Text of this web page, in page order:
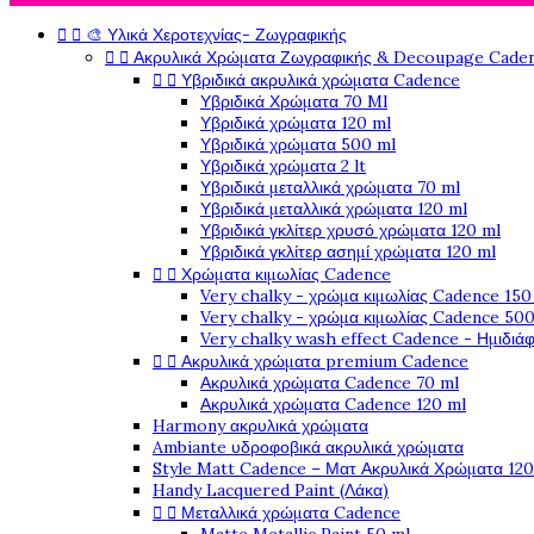
  🎨 Υλικά Χεροτεχνίας- Ζωγραφικής
  Ακρυλικά Χρώματα Ζωγραφικής & Decoupage
  Υβριδικά ακρυλικά χρώματα Cadence
Υβριδικά Χρώματα 70 Ml
Υβριδικά χρώματα 120 ml
Υβριδικά χρώματα 500 ml
Υβριδικά χρώματα 2 lt
Υβριδικά μεταλλικά χρώματα 70 ml
Υβριδικά μεταλλικά χρώματα 120 ml
Υβριδικά γκλίτερ χρυσό χρώματα 120 ml
Υβριδικά γκλίτερ ασημί χρώματα 120 ml
  Χρώματα κιμωλίας Cadence
Very chalky - χρώμα κιμωλίας Cadence
Very chalky - χρώμα κιμωλίας Cadence
Very chalky wash effect Cadence -
  Ακρυλικά χρώματα premium Cadence
Ακρυλικά χρώματα Cadence 70 ml
Ακρυλικά χρώματα Cadence 120 ml
Harmony ακρυλικά χρώματα
Ambiante υδροφοβικά ακρυλικά χρώματα
Style Matt Cadence – Ματ Ακρυλικά Χρώματα
Handy Lacquered Paint (Λάκα)
  Μεταλλικά χρώματα Cadence